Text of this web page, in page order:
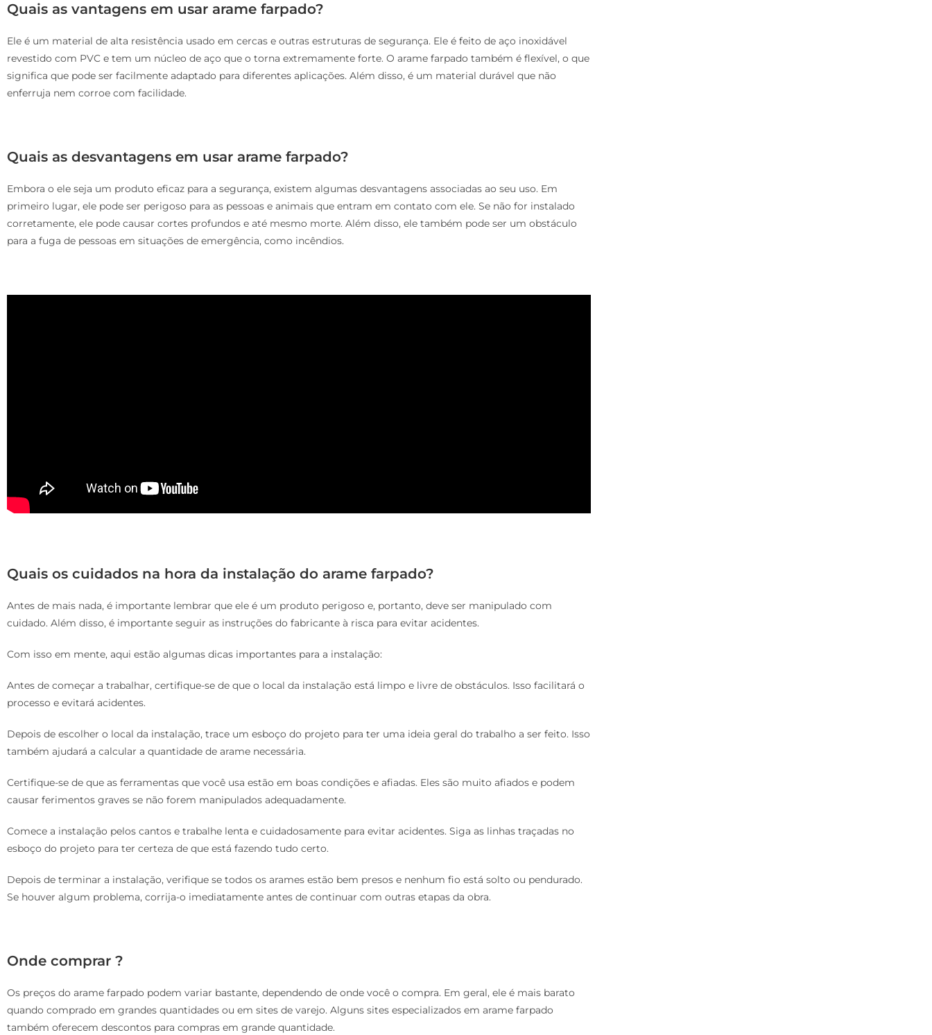
Quais as vantagens em usar arame farpado?
Ele é um material de alta resistência usado em cercas e outras estruturas de segurança. Ele é feito de aço inoxidável
revestido com PVC e tem um núcleo de aço que o torna extremamente forte. O arame farpado também é flexível, o que
significa que pode ser facilmente adaptado para diferentes aplicações. Além disso, é um material durável que não
enferruja nem corroe com facilidade.
Quais as desvantagens em usar arame farpado?
Embora o ele seja um produto eficaz para a segurança, existem algumas desvantagens associadas ao seu uso. Em
primeiro lugar, ele pode ser perigoso para as pessoas e animais que entram em contato com ele. Se não for instalado
corretamente, ele pode causar cortes profundos e até mesmo morte. Além disso, ele também pode ser um obstáculo
para a fuga de pessoas em situações de emergência, como incêndios.
Quais os cuidados na hora da instalação do arame farpado?
Antes de mais nada, é importante lembrar que ele é um produto perigoso e, portanto, deve ser manipulado com
cuidado. Além disso, é importante seguir as instruções do fabricante à risca para evitar acidentes.
Com isso em mente, aqui estão algumas dicas importantes para a instalação:
Antes de começar a trabalhar, certifique-se de que o local da instalação está limpo e livre de obstáculos. Isso facilitará o
processo e evitará acidentes.
Depois de escolher o local da instalação, trace um esboço do projeto para ter uma ideia geral do trabalho a ser feito. Isso
também ajudará a calcular a quantidade de arame necessária.
Certifique-se de que as ferramentas que você usa estão em boas condições e afiadas. Eles são muito afiados e podem
causar ferimentos graves se não forem manipulados adequadamente.
Comece a instalação pelos cantos e trabalhe lenta e cuidadosamente para evitar acidentes. Siga as linhas traçadas no
esboço do projeto para ter certeza de que está fazendo tudo certo.
Depois de terminar a instalação, verifique se todos os arames estão bem presos e nenhum fio está solto ou pendurado.
Se houver algum problema, corrija-o imediatamente antes de continuar com outras etapas da obra.
Onde comprar ?
Os preços do arame farpado podem variar bastante, dependendo de onde você o compra. Em geral, ele é mais barato
quando comprado em grandes quantidades ou em sites de varejo. Alguns sites especializados em arame farpado
também oferecem descontos para compras em grande quantidade.